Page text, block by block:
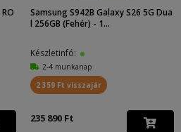
Samsung S942B Galaxy S26 5G Dua
l 256GB (Fehér) - 1...
Készletinfó:
2-4 munkanap
2 359 Ft visszajár
235 890 Ft